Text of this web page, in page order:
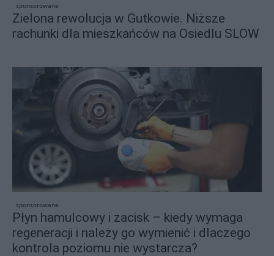
sponsorowane
Zielona rewolucja w Gutkowie. Niższe
rachunki dla mieszkańców na Osiedlu SLOW
sponsorowane
Płyn hamulcowy i zacisk – kiedy wymaga
regeneracji i należy go wymienić i dlaczego
kontrola poziomu nie wystarcza?